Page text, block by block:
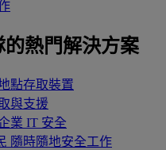
的熱門解決方案
點存取裝置
與支援
業 IT 安全
隨時隨地安全工作